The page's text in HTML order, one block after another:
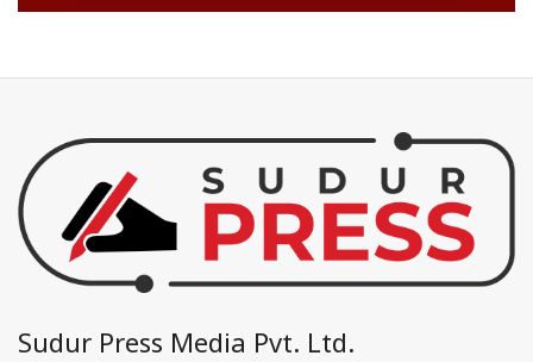
Sudur Press Media Pvt. Ltd.